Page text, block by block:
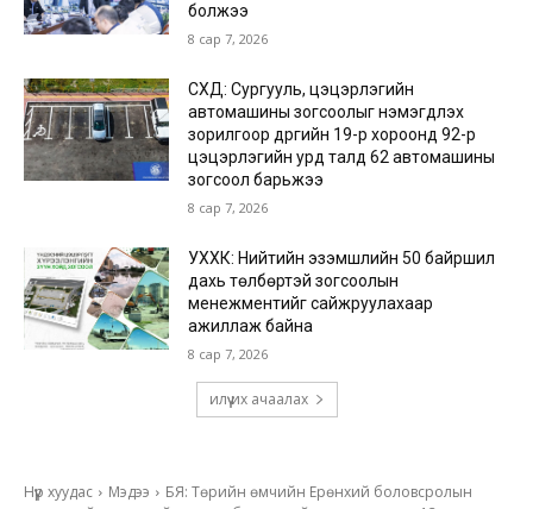
болжээ
8 сар 7, 2026
СХД: Сургууль, цэцэрлэгийн
автомашины зогсоолыг нэмэгдүүлэх
зорилгоор дүүргийн 19-р хороонд 92-р
цэцэрлэгийн урд талд 62 автомашины
зогсоол барьжээ
8 сар 7, 2026
УХХК: Нийтийн эзэмшлийн 50 байршил
дахь төлбөртэй зогсоолын
менежментийг сайжруулахаар
ажиллаж байна
8 сар 7, 2026
илүү их ачаалах